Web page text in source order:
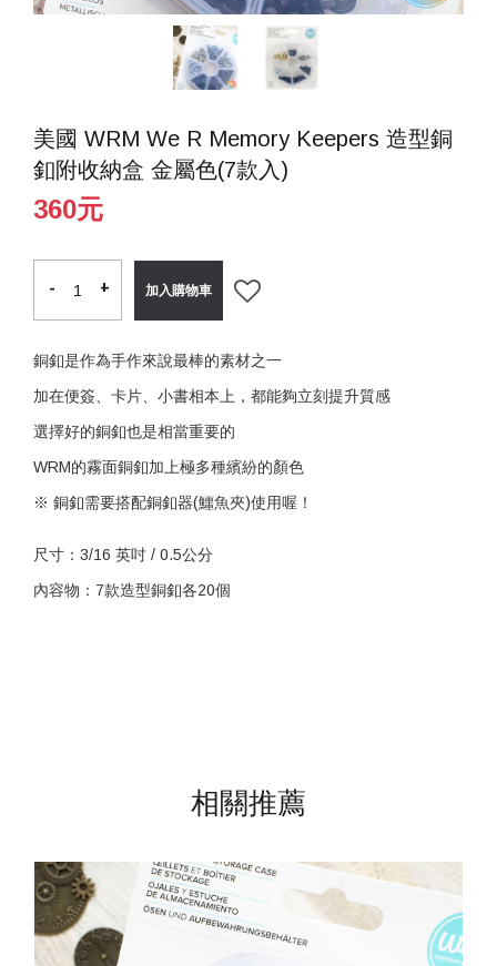
美國 WRM We R Memory Keepers 造型銅
釦附收納盒 金屬色(7款入)
360元
- +
- + 加入購物車
銅釦是作為手作來說最棒的素材之一
加在便簽、卡片、小書相本上，都能夠立刻提升質感
選擇好的銅釦也是相當重要的
WRM的霧面銅釦加上極多種繽紛的顏色
※ 銅釦需要搭配銅釦器(鱷魚夾)使用喔！
尺寸：3/16 英吋 / 0.5公分
內容物：7款造型銅釦各20個
相關推薦